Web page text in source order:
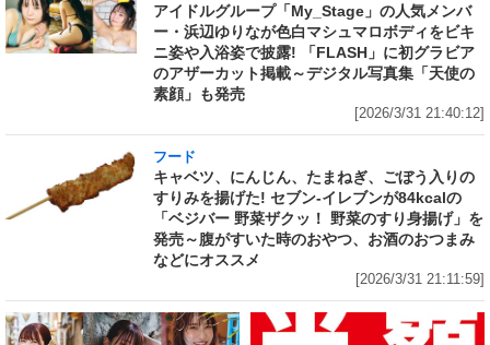
アイドルグループ「My_Stage」の人気メンバ
ー・浜辺ゆりなが色白マシュマロボディをビキ
ニ姿や入浴姿で披露! 「FLASH」に初グラビア
のアザーカット掲載～デジタル写真集「天使の
素顔」も発売
[2026/3/31 21:40:12]
フード
キャベツ、にんじん、たまねぎ、ごぼう入りの
すりみを揚げた! セブン‐イレブンが84kcalの
「ベジバー 野菜ザクッ！ 野菜のすり身揚げ」を
発売～腹がすいた時のおやつ、お酒のおつまみ
などにオススメ
[2026/3/31 21:11:59]